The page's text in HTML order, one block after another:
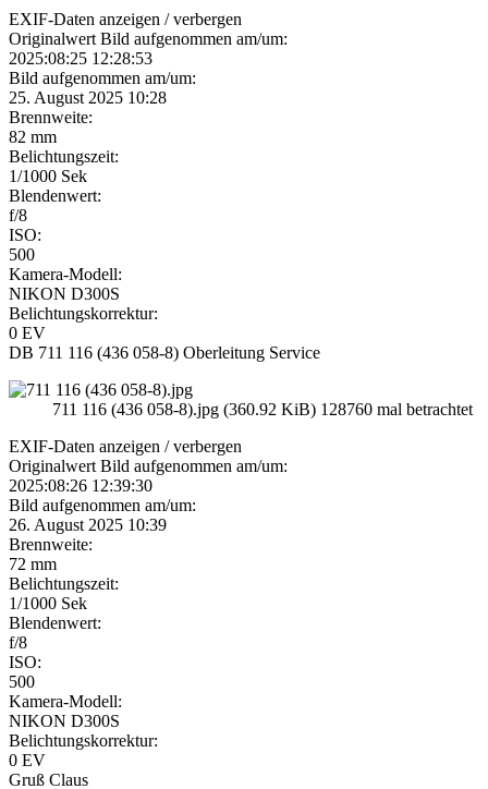
EXIF-Daten anzeigen / verbergen
Originalwert Bild aufgenommen am/um:
2025:08:25 12:28:53
Bild aufgenommen am/um:
25. August 2025 10:28
Brennweite:
82 mm
Belichtungszeit:
1/1000 Sek
Blendenwert:
f/8
ISO:
500
Kamera-Modell:
NIKON D300S
Belichtungskorrektur:
0 EV
DB 711 116 (436 058-8) Oberleitung Service
711 116 (436 058-8).jpg (360.92 KiB) 128760 mal betrachtet
EXIF-Daten anzeigen / verbergen
Originalwert Bild aufgenommen am/um:
2025:08:26 12:39:30
Bild aufgenommen am/um:
26. August 2025 10:39
Brennweite:
72 mm
Belichtungszeit:
1/1000 Sek
Blendenwert:
f/8
ISO:
500
Kamera-Modell:
NIKON D300S
Belichtungskorrektur:
0 EV
Gruß Claus